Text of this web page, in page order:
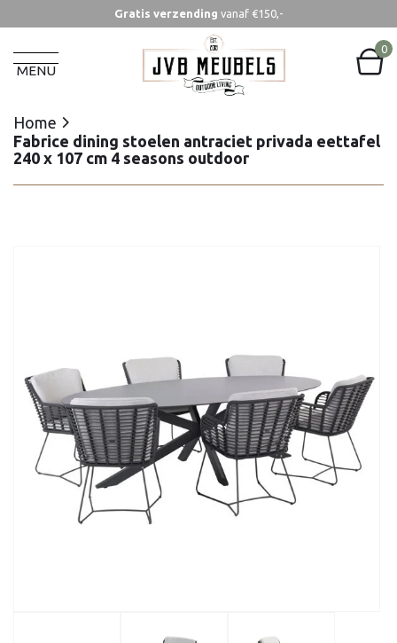
Gratis verzending vanaf €150,-
MENU
0
Home
Fabrice dining stoelen antraciet privada eettafel
240 x 107 cm 4 seasons outdoor
Home
Fabrice dining stoelen antraciet privada eettafel
240 x 107 cm 4 seasons outdoor